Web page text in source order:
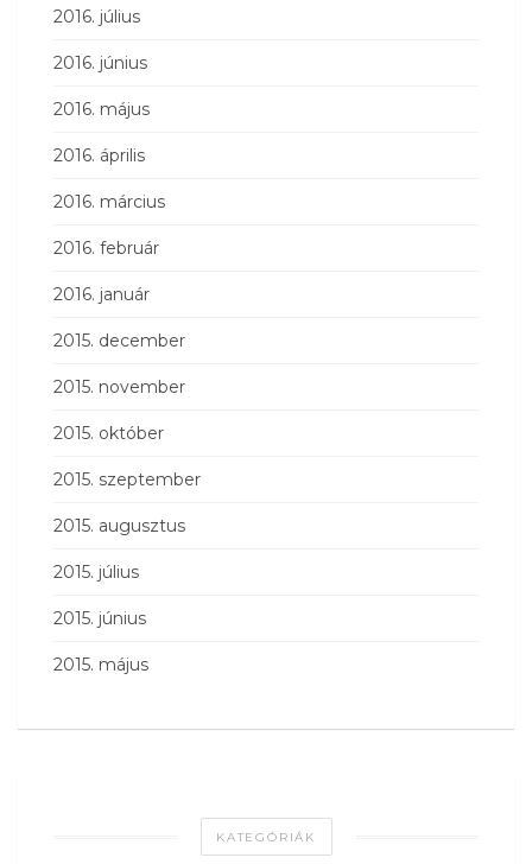
2016. július
2016. június
2016. május
2016. április
2016. március
2016. február
2016. január
2015. december
2015. november
2015. október
2015. szeptember
2015. augusztus
2015. július
2015. június
2015. május
KATEGÓRIÁK